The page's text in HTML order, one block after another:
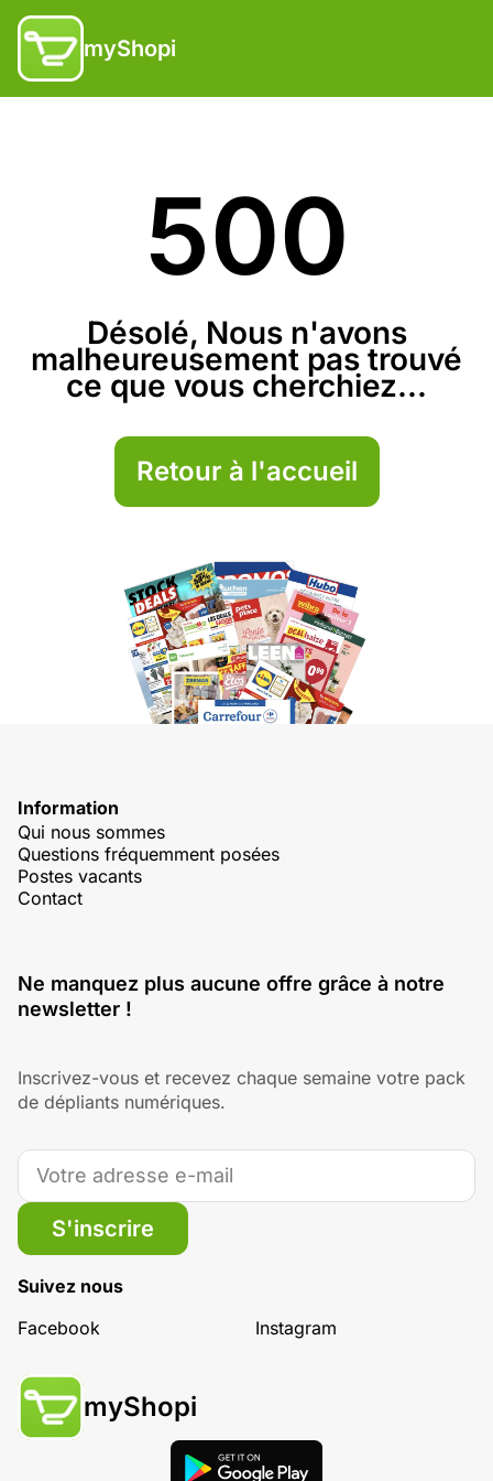
myShopi
500
Désolé, Nous n'avons
malheureusement pas trouvé
ce que vous cherchiez...
Retour à l'accueil
Information
Qui nous sommes
Questions fréquemment posées
Postes vacants
Contact
Ne manquez plus aucune offre grâce à notre
newsletter !
Inscrivez-vous et recevez chaque semaine votre pack
de dépliants numériques.
S'inscrire
Suivez nous
Facebook
Instagram
myShopi